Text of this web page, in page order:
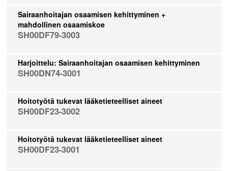
Sairaanhoitajan osaamisen kehittyminen +
mahdollinen osaamiskoe
SH00DF79-3003
Harjoittelu: Sairaanhoitajan osaamisen kehittyminen
SH00DN74-3001
Hoitotyötä tukevat lääketieteelliset aineet
SH00DF23-3002
Hoitotyötä tukevat lääketieteelliset aineet
SH00DF23-3001